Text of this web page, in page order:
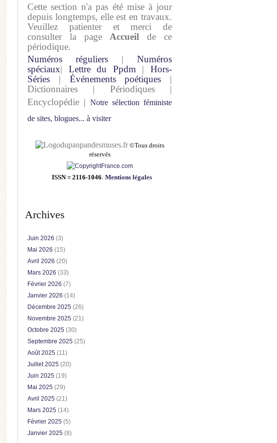
Cette section n'a pas été mise à jour
depuis longtemps, elle est en travaux.
Veuillez patienter et merci de
consulter la page Accueil de ce
périodique.
Numéros réguliers | Numéros
spéciaux| Lettre du Ppdm |Hors-
Séries | Événements poétiques |
Dictionnaires | Périodiques |
Encyclopédie | Notre sélection féministe
de sites, blogues... à visiter
pandesmuses.fr ©Tous droits
réservés
ISSN = 2116-1046. Mentions légales
Archives
Juin 2026 (3)
Mai 2026 (15)
Avril 2026 (20)
Mars 2026 (33)
Février 2026 (7)
Janvier 2026 (14)
Décembre 2025 (26)
Novembre 2025 (21)
Octobre 2025 (30)
Septembre 2025 (25)
Août 2025 (11)
Juillet 2025 (20)
Juin 2025 (19)
Mai 2025 (29)
Avril 2025 (21)
Mars 2025 (14)
Février 2025 (5)
Janvier 2025 (8)